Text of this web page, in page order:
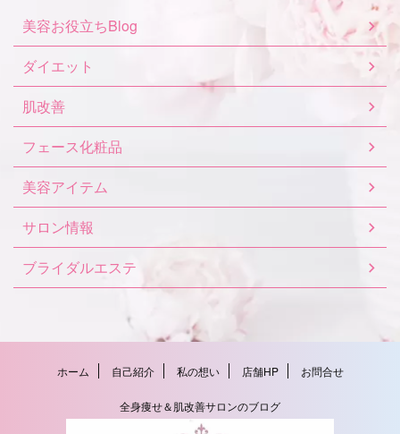
美容お役立ちBlog
ダイエット
肌改善
フェース化粧品
美容アイテム
サロン情報
ブライダルエステ
ホーム 自己紹介 私の想い 店舗HP お問合せ
全身痩せ＆肌改善サロンのブログ